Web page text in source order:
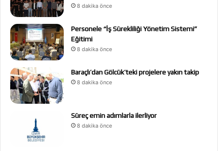
8 dakika önce
Personele “İş Sürekliliği Yönetim Sistemi”
Eğitimi
8 dakika önce
Baraçlı’dan Gölcük’teki projelere yakın takip
8 dakika önce
Süreç emin adımlarla ilerliyor
8 dakika önce